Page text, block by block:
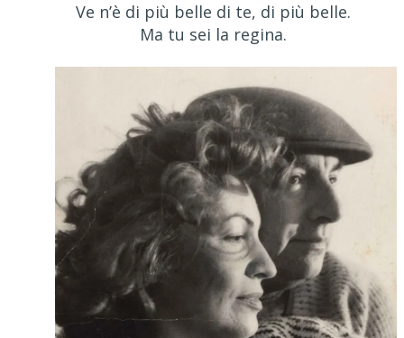
Ve n’è di più belle di te, di più belle.
Ma tu sei la regina.